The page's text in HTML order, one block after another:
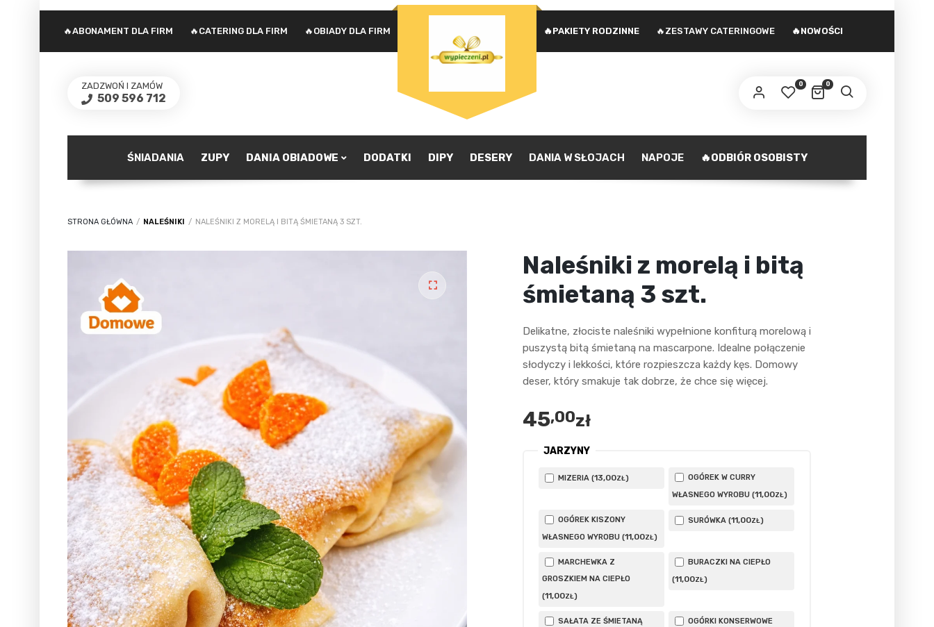
🔥PAKIETY RODZINNE 🔥ZESTAWY CATERINGOWE 🔥NOWOŚCI
🔥ABONAMENT DLA FIRM 🔥CATERING DLA FIRM 🔥OBIADY DLA FIRM
ZADZWOŃ I ZAMÓW
509 596 712
0
0
ZALOGUJ SIĘ
Nie pamiętasz hasła?
Administratorem danych osobowych podanych w formularzu
związane opisane są na stroniepolityka prywatności.
ŚNIADANIA ZUPY DANIA OBIADOWE DODATKI DIPY DESERY DANIA W SŁOJACH NAPOJE 🔥ODBIÓR OSOBISTY
STRONA GŁÓWNA / NALEŚNIKI / NALEŚNIKI Z MORELĄ I BITĄ ŚMIETANĄ 3 SZT.
Naleśniki z morelą i bitą
śmietaną 3 szt.
Delikatne, złociste naleśniki wypełnione konfiturą morelową i
puszystą bitą śmietaną na mascarpone. Idealne połączenie
słodyczy i lekkości, które rozpieszcza każdy kęs. Domowy
deser, który smakuje tak dobrze, że chce się więcej.
45,00zł
JARZYNY
MIZERIA (13,00ZŁ)
OGÓREK W CURRY
WŁASNEGO WYROBU (11,00ZŁ)
OGÓREK KISZONY
WŁASNEGO WYROBU (11,00ZŁ)
SURÓWKA (11,00ZŁ)
MARCHEWKA Z
GROSZKIEM NA CIEPŁO
(11,00ZŁ)
BURACZKI NA CIEPŁO
(11,00ZŁ)
SAŁATA ZE ŚMIETANĄ
OGÓRKI KONSERWOWE